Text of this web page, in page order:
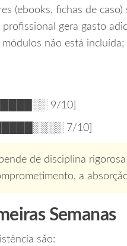
(ebooks, fichas de
gera gasto
não está
9/10]
7/10]
de disciplina
a
Semanas
são: